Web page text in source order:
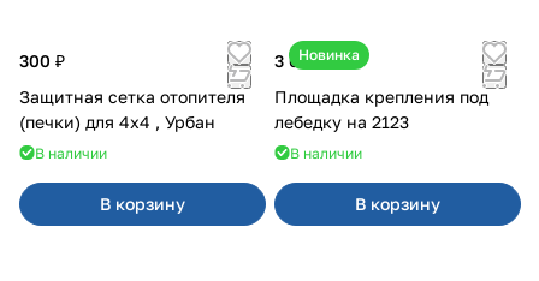
300 ₽
Защитная сетка отопителя
(печки) для 4x4 , Урбан
В наличии
В корзину
Новинка
3 600 ₽
Площадка крепления под
лебедку на 2123
В наличии
В корзину